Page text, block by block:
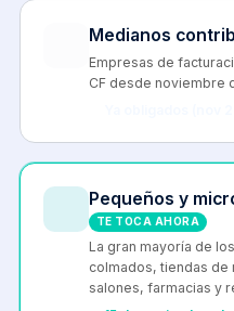
Medianos
Empresas de
CF desde noviembre
Pequeños y
TE TOCA AHORA
La gran mayoría de
colmados, tiendas
salones, farmacias y